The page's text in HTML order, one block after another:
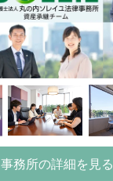
事務所の詳細を見る